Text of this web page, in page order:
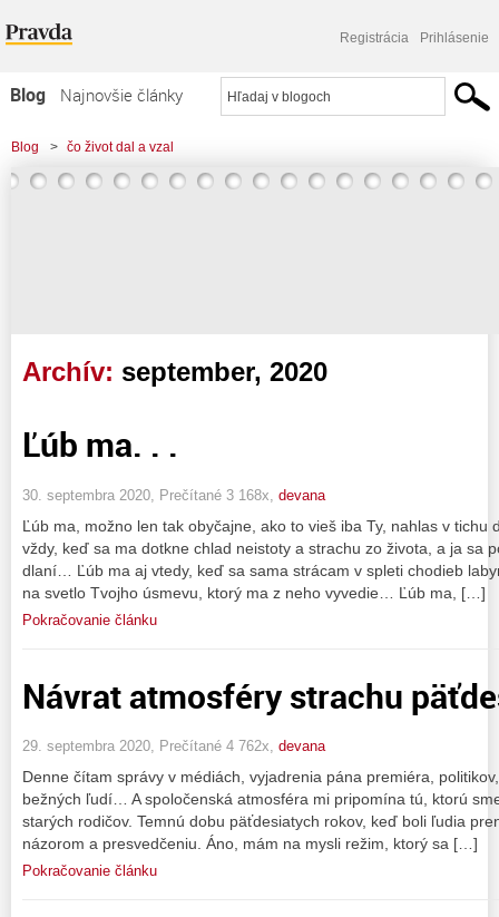
Registrácia Prihlásenie
Blog
Najnovšie články
Najčítanejšie články
Najkomentovanejšie články
Blog > čo život dal a vzal
Archív: september, 2020
Ľúb ma. . .
30. septembra 2020, Prečítané 3 168x, devana
Ľúb ma, možno len tak obyčajne, ako to vieš iba Ty, nahlas v
vždy, keď sa ma dotkne chlad neistoty a strachu zo života, a ja sa
dlaní… Ľúb ma aj vtedy, keď sa sama strácam v spleti chodieb
na svetlo Tvojho úsmevu, ktorý ma z neho vyvedie… Ľúb ma, […]
Pokračovanie článku
Návrat atmosféry strachu
29. septembra 2020, Prečítané 4 762x, devana
Denne čítam správy v médiách, vyjadrenia pána premiéra,
bežných ľudí… A spoločenská atmosféra mi pripomína tú, ktorú
starých rodičov. Temnú dobu päťdesiatych rokov, keď boli ľudia
názorom a presvedčeniu. Áno, mám na mysli režim, ktorý sa […]
Pokračovanie článku